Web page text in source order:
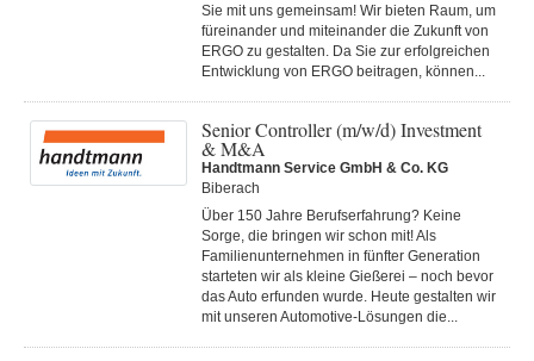
Sie mit uns gemeinsam! Wir bieten Raum, um
füreinander und miteinander die Zukunft von
ERGO zu gestalten. Da Sie zur erfolgreichen
Entwicklung von ERGO beitragen, können...
Senior Controller (m/w/d) Investment
& M&A
Handtmann Service GmbH & Co. KG
Biberach
Über 150 Jahre Berufserfahrung? Keine
Sorge, die bringen wir schon mit! Als
Familienunternehmen in fünfter Generation
starteten wir als kleine Gießerei – noch bevor
das Auto erfunden wurde. Heute gestalten wir
mit unseren Automotive-Lösungen die...